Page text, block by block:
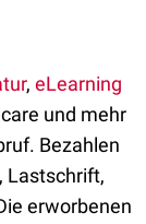
, eLearning
und mehr
Bezahlen
Lastschrift,
erworbenen